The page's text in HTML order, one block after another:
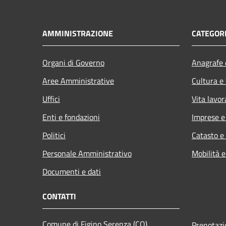
AMMINISTRAZIONE
Organi di Governo
Aree Amministrative
Uffici
Enti e fondazioni
Politici
Personale Amministrativo
Documenti e dati
Cultura
Vita
Imprese
Catasto
Mobilità
CONTATTI